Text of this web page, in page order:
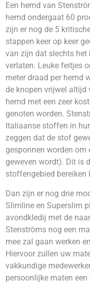
Een hemd van
hemd ondergaat 60
zijn er nog de 5
stappen keer op keer
van zijn dat slechts het
verlaten. Leuke feitjes
meter draad per hemd
de knopen vrijwel
hemd met een zeer
genoten worden.
Italiaanse stoffen in hun
zeggen dat de stof
gesponnen worden om
geweven wordt). Dit is
stoffengebied bereiken
Dan zijn er nog drie
Slimline en Superslim
avondkledij met de
Stenströms nog een
mee zal gaan werken
Hiervoor zullen uw
vakkundige
persoonlijke maten